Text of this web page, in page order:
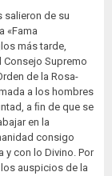
salieron de su
«Fama
más tarde,
Supremo
de la Rosa-
a los hombres
a ﬁn de que se
en la
consigo
y con lo Divino. Por
auspicios de la